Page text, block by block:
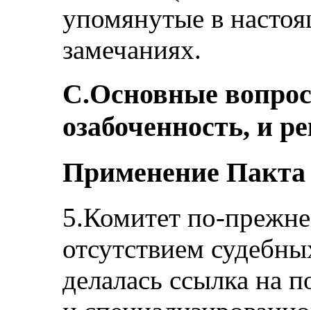
упомянутые в
замечаниях.
C.Основные
озабоченность, и
Применение Пакта
5.Комитет по-
отсутствием
делалась ссылка на